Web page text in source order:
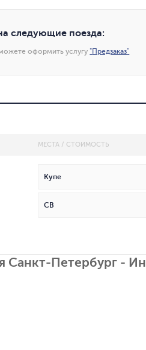
следующие поезда:
оформить услугу "Предзаказ"
МЕСТА / СТОИМОСТЬ
Купе
СВ
Санкт-Петербург -